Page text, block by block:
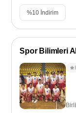
%10 İndirim
Spor Bilimleri